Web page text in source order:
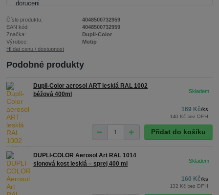
Číslo produktu:
4048500732959
EAN kód:
4048500732959
Značka:
Dupli-Color
Výrobce:
Motip
Hlídat cenu / dostupnost
Podobné produkty
Dupli-Color aerosol ART lesklá RAL 1002
béžová 400ml
169 Kč/ks
140 Kč bez DPH
Přidat do košíku
DUPLI-COLOR Aerosol Art RAL 1014
slonová kost lesklá – sprej 400 ml
160 Kč/ks
132 Kč bez DPH